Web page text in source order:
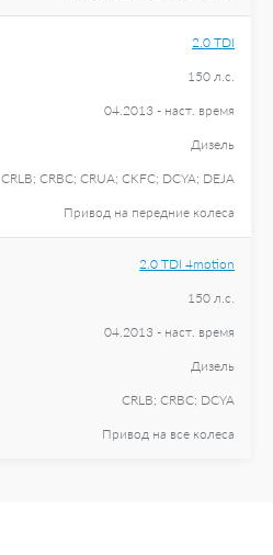
2.0 TDI
150 л.с.
04.2013 - наст. время
Дизель
CRLB; CRBC; CRUA; CKFC; DCYA; DEJA
Привод на передние колеса
2.0 TDI 4motion
150 л.с.
04.2013 - наст. время
Дизель
CRLB; CRBC; DCYA
Привод на все колеса